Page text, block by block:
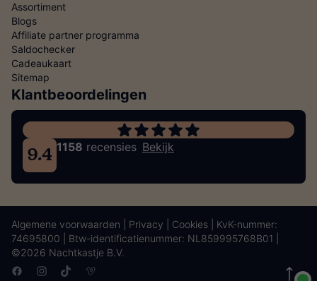
Assortiment
Blogs
Affiliate partner programma
Saldochecker
Cadeaukaart
Sitemap
Klantbeoordelingen
9.4 1158 recensies Bekijk
Algemene voorwaarden Privacy Cookies | KvK-nummer:
74695800 | Btw-identificatienummer: NL859995768B01 |
©2026 Nachtkastje B.V.
FacebookInstagram
TikTokVimeo